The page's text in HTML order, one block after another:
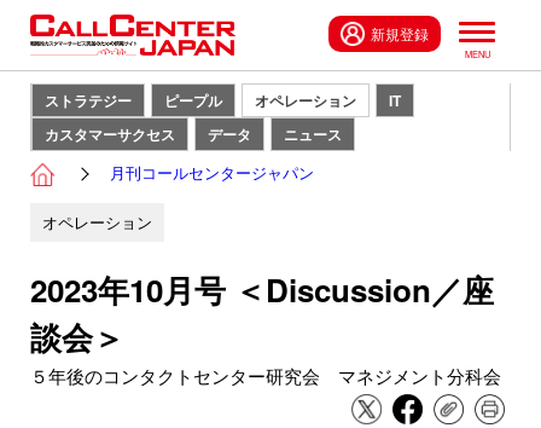
新規登録
ストラテジー ピープル オペレーション
IT
カスタマーサクセス
データ ニュース
月刊コールセンタージャパン
オペレーション
2023年10月号 ＜Discussion／座
談会＞
５年後のコンタクトセンター研究会 マネジメント分科会